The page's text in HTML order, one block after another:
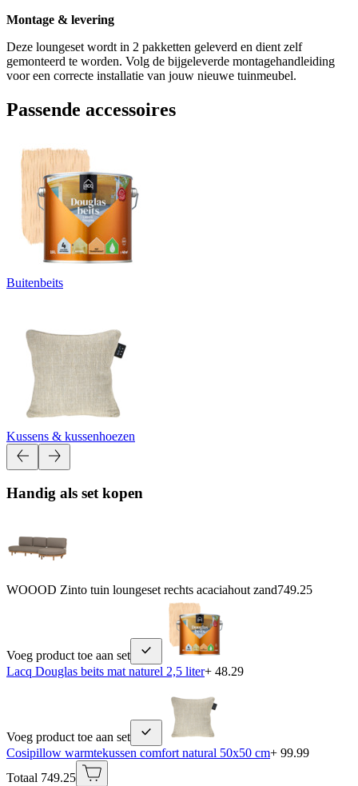
Montage & levering
Deze loungeset wordt in 2 pakketten geleverd en dient zelf
gemonteerd te worden. Volg de bijgeleverde montagehandleiding
voor een correcte installatie van jouw nieuwe tuinmeubel.
Passende accessoires
Buitenbeits
Kussens & kussenhoezen
Handig als set kopen
WOOOD Zinto tuin loungeset rechts acaciahout zand749.25
Voeg product toe aan set
Lacq Douglas beits mat naturel 2,5 liter+ 48.29
Voeg product toe aan set
Cosipillow warmtekussen comfort natural 50x50 cm+ 99.99
Totaal 749.25